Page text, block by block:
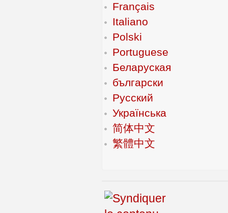
Français
Italiano
Polski
Portuguese
Беларуская
български
Русский
Українська
简体中文
繁體中文